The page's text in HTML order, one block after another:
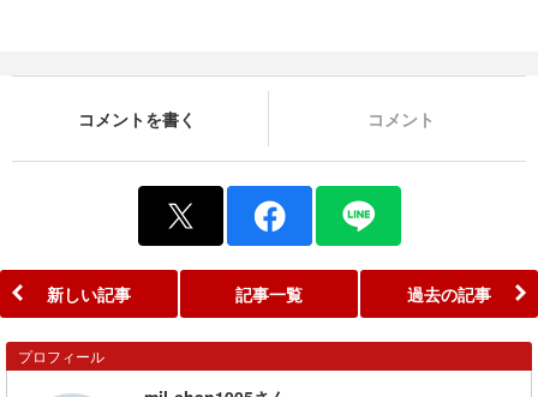
コメントを書く コメント
新しい記事 記事一覧 過去の記事
プロフィール